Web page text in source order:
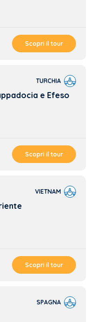
Scopri il tour
TURCHIA
e Efeso
Scopri il tour
VIETNAM
Scopri il tour
SPAGNA